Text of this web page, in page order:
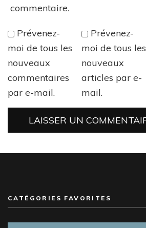
commentaire.
Prévenez-
moi de tous les
nouveaux
commentaires
par e-mail.
Prévenez-
moi de tous les
nouveaux
articles par e-
mail.
CATÉGORIES FAVORITES